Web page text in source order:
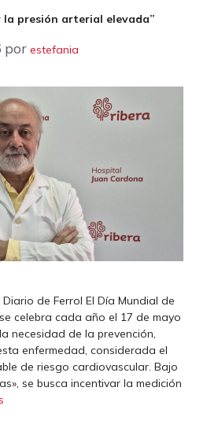
la presión arterial elevada”
por estefania
de Ferrol El Día Mundial de
celebra cada año el 17 de mayo
necesidad de la prevención,
enfermedad, considerada el
de riesgo cardiovascular. Bajo
se busca incentivar la medición